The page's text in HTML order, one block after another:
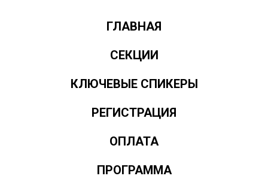
ГЛАВНАЯ
СЕКЦИИ
КЛЮЧЕВЫЕ СПИКЕРЫ
РЕГИСТРАЦИЯ
ОПЛАТА
ПРОГРАММА